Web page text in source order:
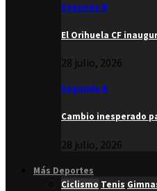
Segunda B
El Orihuela CF
28 julio, 2026
Segunda B
Cambio inesperado
28 julio, 2026
Más Deportes
Ciclismo Tenis